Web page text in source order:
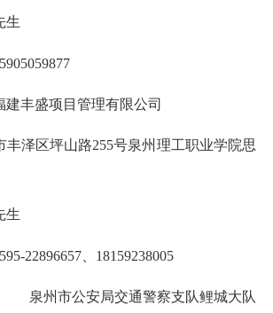
丰盛项目管理有限公司
泽区坪山路255号泉州理工职业学院思
22896657、18159238005
泉州市公安局交通警察支队鲤城大队